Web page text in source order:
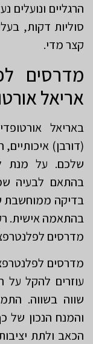
הרגליים ונועלים
סוליות דקות,
קצר מדי.
מדרסים
אריאל
באריאל
(דורבן)
שלכם. על מנת
בהתאם לבעיה
בדיקה ממוחשבת
בהתאמה אישית.
מדרסים
מדרסים
עוזרים להקל על
שווה בשווה.
והמנח הנכון של
הכאב ולתת